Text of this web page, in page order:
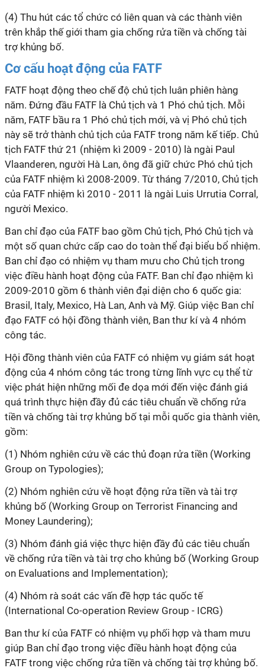
(4) Thu hút các tổ chức có liên quan và các thành viên
trên khắp thế giới tham gia chống rửa tiền và chống tài
trợ khủng bố.
Cơ cấu hoạt động của FATF
FATF hoạt động theo chế độ chủ tịch luân phiên hàng
năm. Đứng đầu FATF là Chủ tịch và 1 Phó chủ tịch. Mỗi
năm, FATF bầu ra 1 Phó chủ tịch mới, và vị Phó chủ tịch
này sẽ trở thành chủ tịch của FATF trong năm kế tiếp. Chủ
tịch FATF thứ 21 (nhiệm kì 2009 - 2010) là ngài Paul
Vlaanderen, người Hà Lan, ông đã giữ chức Phó chủ tịch
của FATF nhiệm kì 2008-2009. Từ tháng 7/2010, Chủ tịch
của FATF nhiệm kì 2010 - 2011 là ngài Luis Urrutia Corral,
người Mexico.
Ban chỉ đạo của FATF bao gồm Chủ tịch, Phó Chủ tịch và
một số quan chức cấp cao do toàn thể đại biểu bổ nhiệm.
Ban chỉ đạo có nhiệm vụ tham mưu cho Chủ tịch trong
việc điều hành hoạt động của FATF. Ban chỉ đạo nhiệm kì
2009-2010 gồm 6 thành viên đại diện cho 6 quốc gia:
Brasil, Italy, Mexico, Hà Lan, Anh và Mỹ. Giúp việc Ban chỉ
đạo FATF có hội đồng thành viên, Ban thư kívà 4 nhóm
công tác.
Hội đồng thành viên của FATF có nhiệm vụ giám sát hoạt
động của 4 nhóm công tác trong từng lĩnh vực cụ thể từ
việc phát hiện những mối đe dọa mới đến việc đánh giá
quá trình thực hiện đầy đủ các tiêu chuẩn về chống rửa
tiền và chống tài trợ khủng bố tại mỗi quốc gia thành viên,
gồm:
(1) Nhóm nghiên cứu về các thủ đoạn rửa tiền (Working
Group on Typologies);
(2) Nhóm nghiên cứu về hoạt động rửa tiền và tài trợ
khủng bố (Working Group on Terrorist Financing and
Money Laundering);
(3) Nhóm đánh giá việc thực hiện đầy đủ các tiêu chuẩn
về chống rửa tiền và tài trợ cho khủng bố (Working Group
on Evaluations and Implementation);
(4) Nhóm rà soát các vấn đề hợp tác quốc tế
(International Co-operation Review Group - ICRG)
Ban thư kícủa FATF có nhiệm vụ phối hợp và tham mưu
giúp Ban chỉ đạo trong việc điều hành hoạt động của
FATF trong việc chống rửa tiền và chống tài trợ khủng bố.